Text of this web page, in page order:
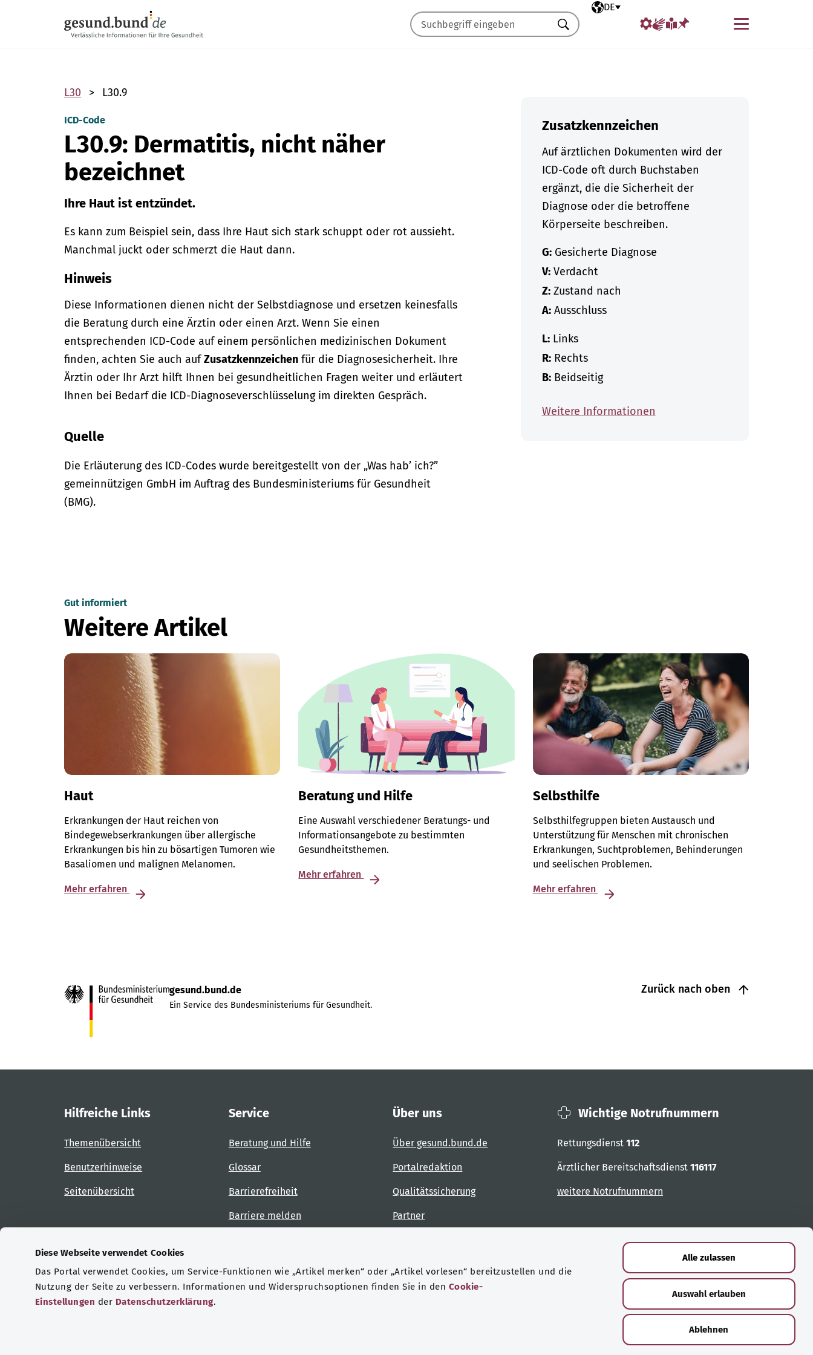
Diese Webseite verwendet Cookies
Das Portal verwendet Cookies, um Service-Funktionen wie „Artikel merken“ oder „Artikel vorlesen“ bereitzustellen und die
Nutzung der Seite zu verbessern. Informationen und Widerspruchsoptionen finden Sie in den Cookie-
Einstellungen der Datenschutzerklärung.
Alle zulassen
Auswahl erlauben
Ablehnen
Ausgewählte Sprache
DE
Menü
Suchen
L30 L30.9
ICD-Code
L30.9: Dermatitis, nicht näher
bezeichnet
Ihre Haut ist entzündet.
Es kann zum Beispiel sein, dass Ihre Haut sich stark schuppt oder rot aussieht.
Manchmal juckt oder schmerzt die Haut dann.
Hinweis
Diese Informationen dienen nicht der Selbstdiagnose und ersetzen keinesfalls
die Beratung durch eine Ärztin oder einen Arzt. Wenn Sie einen
entsprechenden ICD-Code auf einem persönlichen medizinischen Dokument
finden, achten Sie auch aufZusatzkennzeichen für die Diagnosesicherheit. Ihre
Ärztin oder Ihr Arzt hilft Ihnen bei gesundheitlichen Fragen weiter und erläutert
Ihnen bei Bedarf die ICD-Diagnoseverschlüsselung im direkten Gespräch.
Quelle
Die Erläuterung des ICD-Codes wurde bereitgestellt von der „Was hab’ ich?”
gemeinnützigen GmbH im Auftrag des Bundesministeriums für Gesundheit
(BMG).
Zusatzkennzeichen
Auf ärztlichen Dokumenten wird der
ICD-Code oft durch Buchstaben
ergänzt, die die Sicherheit der
Diagnose oder die betroffene
Körperseite beschreiben.
G:Gesicherte Diagnose
V:Verdacht
Z:Zustand nach
A:Ausschluss
L:Links
R:Rechts
B:Beidseitig
Weitere Informationen
Gut informiert
Weitere Artikel
Haut
Erkrankungen der Haut reichen von
Bindegewebserkrankungen über allergische
Erkrankungen bis hin zu bösartigen Tumoren wie
Basaliomen und malignen Melanomen.
Mehr erfahren
Beratung und Hilfe
Eine Auswahl verschiedener Beratungs- und
Informationsangebote zu bestimmten
Gesundheitsthemen.
Mehr erfahren
Selbsthilfe
Selbsthilfegruppen bieten Austausch und
Unterstützung für Menschen mit chronischen
Erkrankungen, Suchtproblemen, Behinderungen
und seelischen Problemen.
Mehr erfahren
Zurück nach oben
gesund.bund.de
Ein Service des Bundesministeriums für Gesundheit.
Hilfreiche Links
Themenübersicht
Benutzerhinweise
Seitenübersicht
Service
Beratung und Hilfe
Glossar
Barrierefreiheit
Barriere melden
Über uns
Über gesund.bund.de
Portalredaktion
Qualitätssicherung
Partner
Wichtige Notrufnummern
Rettungsdienst 112
Ärztlicher Bereitschaftsdienst 116117
weitere Notrufnummern
Zertifizierungen